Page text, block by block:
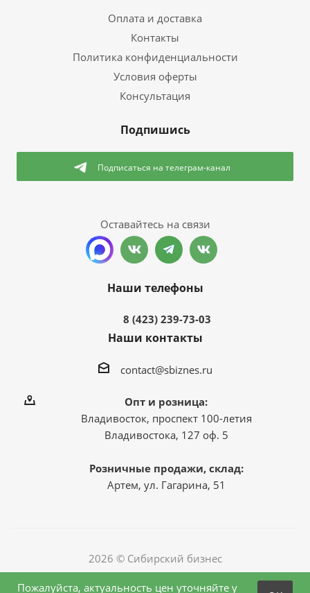
Оплата и доставка
Контакты
Политика конфиденциальности
Условия оферты
Консультация
Подпишись
Подписаться на телеграм-канал
Оставайтесь на связи
Наши телефоны
8 (423) 239-73-03
Наши контакты
contact@sbiznes.ru
Опт и розница:
Владивосток, проспект 100-летия
Владивостока, 127 оф. 5
Розничные продажи, склад:
Артем, ул. Гагарина, 51
2026 © Сибирский бизнес
Пожалуйста, актуальность цен уточняйте у